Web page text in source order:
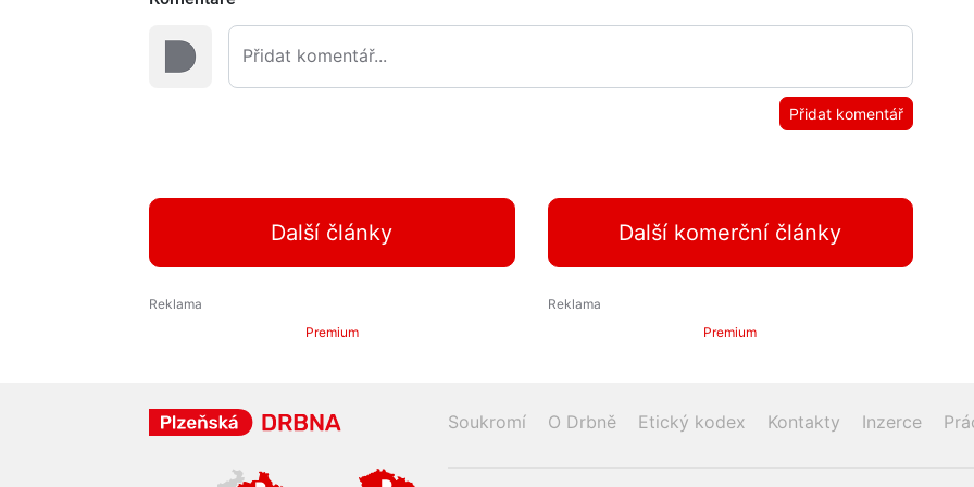
Přidat komentář
Další články Další komerční články
Premium Premium
Soukromí O Drbně Etický kodex Kontakty Inzerce